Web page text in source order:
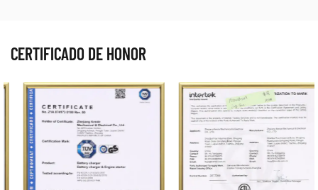
CERTIFICADO DE HONOR